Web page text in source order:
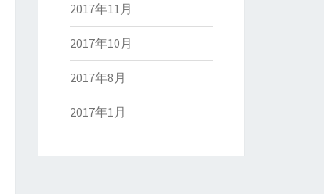
2017年11月
2017年10月
2017年8月
2017年1月